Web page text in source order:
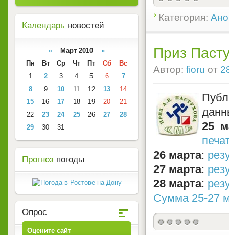
Категория:
Приз
Автор: fioru от
25
26 марта:
27 марта:
28 марта:
Сумма 25-27
Календарь новостей
« Март 2010 »
Пн
Вт Ср Чт Пт Сб
Вс
1
2 3 4 5 6
7
8
9 10 11 12 13
14
15
16 17 18 19 20
21
22
23 24 25 26 27
28
29
30 31
Прогноз погоды
Опрос
Оцените сайт